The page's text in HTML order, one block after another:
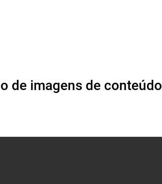
de imagens de conteúdo